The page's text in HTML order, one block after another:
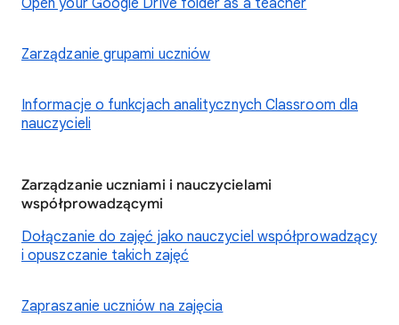
Open your Google Drive folder as a teacher
Zarządzanie grupami uczniów
Informacje o funkcjach analitycznych Classroom dla
nauczycieli
Zarządzanie uczniami i nauczycielami
współprowadzącymi
Dołączanie do zajęć jako nauczyciel współprowadzący
i opuszczanie takich zajęć
Zapraszanie uczniów na zajęcia